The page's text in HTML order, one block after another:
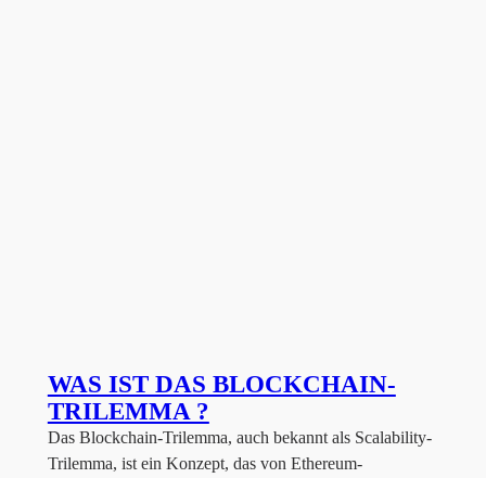
WAS IST DAS BLOCKCHAIN-
TRILEMMA ?
Das Blockchain-Trilemma, auch bekannt als Scalability-
Trilemma, ist ein Konzept, das von Ethereum-